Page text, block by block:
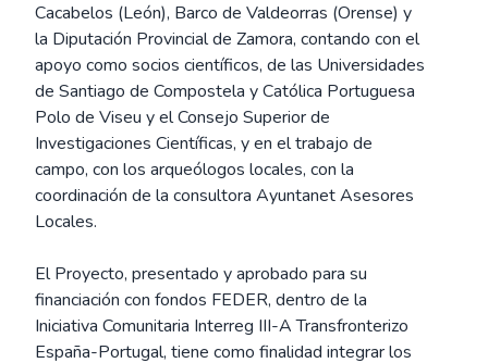
Cacabelos (León), Barco de Valdeorras (Orense) y
la Diputación Provincial de Zamora, contando con el
apoyo como socios científicos, de las Universidades
de Santiago de Compostela y Católica Portuguesa
Polo de Viseu y el Consejo Superior de
Investigaciones Científicas, y en el trabajo de
campo, con los arqueólogos locales, con la
coordinación de la consultora Ayuntanet Asesores
Locales.
El Proyecto, presentado y aprobado para su
financiación con fondos FEDER, dentro de la
Iniciativa Comunitaria Interreg III-A Transfronterizo
España-Portugal, tiene como finalidad integrar los